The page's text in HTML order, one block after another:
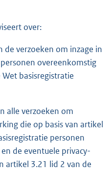
over:
de verzoeken om inzage in
overeenkomstig
basisregistratie
alle verzoeken om
die op basis van artikel
personen
de eventuele privacy-
artikel 3.21 lid 2 van de